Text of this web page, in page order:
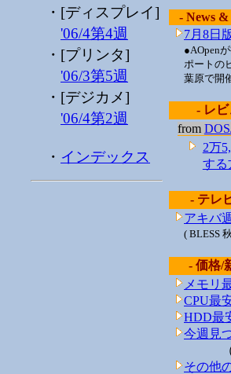
・[ディスプレイ]
'06/4第4週
・[プリンタ]
'06/3第5週
・[デジカメ]
'06/4第2週
・ インデックス
- News
7月8日
●AOpen
ポートの
葉原で開
- レ
from
2万
す
- テレ
アキバ
( BLESS
- 価格/
メモリ
CPU最
HDD最
今週見
その他